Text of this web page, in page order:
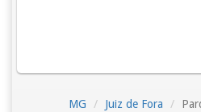
MG Juiz de Fora